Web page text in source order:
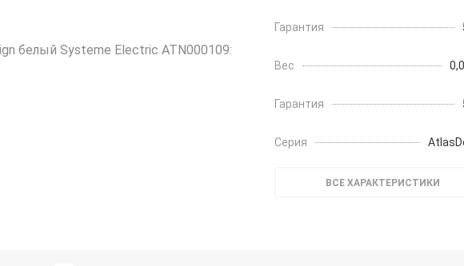
Гарантия
Вес
Гарантия
Серия
ВСЕ ХАРАКТЕРИСТИКИ